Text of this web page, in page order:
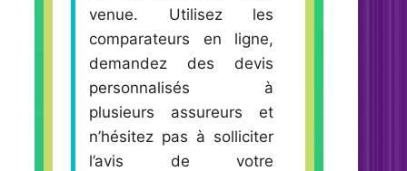
venue. Utilisez les
comparateurs en ligne,
demandez des devis
personnalisés à
plusieurs assureurs et
n’hésitez pas à solliciter
l’avis de votre